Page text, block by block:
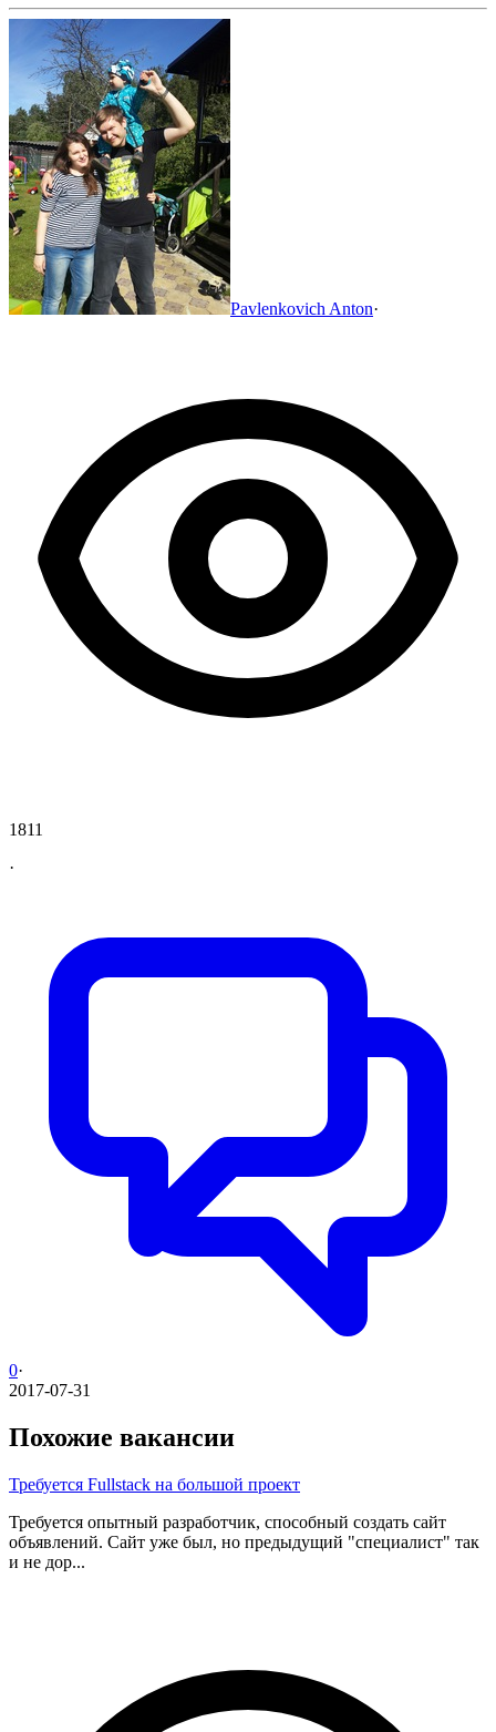
Pavlenkovich Anton·
1811
·
0·
2017-07-31
Похожие вакансии
Требуется Fullstack на большой проект
Требуется опытный разработчик, способный создать сайт
объявлений. Сайт уже был, но предыдущий "специалист" так
и не дор...